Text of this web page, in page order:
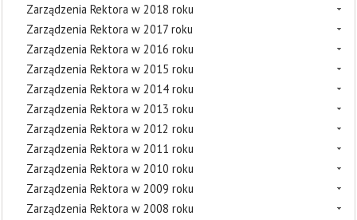
Zarządzenia Rektora w 2018 roku
Zarządzenia Rektora w 2017 roku
Zarządzenia Rektora w 2016 roku
Zarządzenia Rektora w 2015 roku
Zarządzenia Rektora w 2014 roku
Zarządzenia Rektora w 2013 roku
Zarządzenia Rektora w 2012 roku
Zarządzenia Rektora w 2011 roku
Zarządzenia Rektora w 2010 roku
Zarządzenia Rektora w 2009 roku
Zarządzenia Rektora w 2008 roku